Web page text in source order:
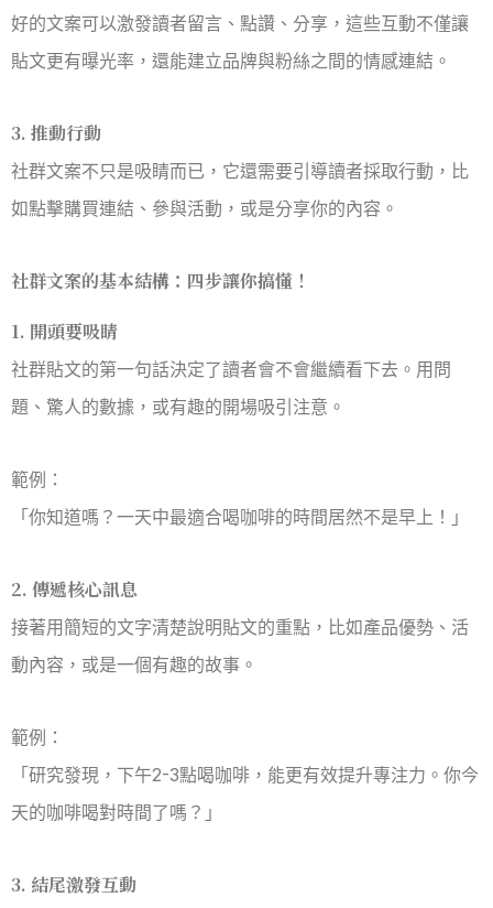
好的文案可以激發讀者留言、點讚、分享，這些互動不僅讓
貼文更有曝光率，還能建立品牌與粉絲之間的情感連結。
3. 推動行動
社群文案不只是吸睛而已，它還需要引導讀者採取行動，比
如點擊購買連結、參與活動，或是分享你的內容。
社群文案的基本結構：四步讓你搞懂！
1. 開頭要吸睛
社群貼文的第一句話決定了讀者會不會繼續看下去。用問
題、驚人的數據，或有趣的開場吸引注意。
範例：
「你知道嗎？一天中最適合喝咖啡的時間居然不是早上！」
2. 傳遞核心訊息
接著用簡短的文字清楚說明貼文的重點，比如產品優勢、活
動內容，或是一個有趣的故事。
範例：
「研究發現，下午2-3點喝咖啡，能更有效提升專注力。你今
天的咖啡喝對時間了嗎？」
3. 結尾激發互動